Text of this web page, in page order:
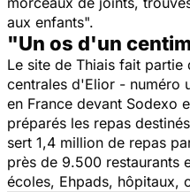
aux enfants".
"Un os d'un
Le site de Thiais fait partie
centrales d'Elior - numéro
en France devant Sodexo
préparés les repas
sert 1,4 million de repas
près de 9.500 restaurants
écoles, Ehpads, hôpitaux,